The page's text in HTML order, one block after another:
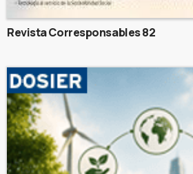
Revista Corresponsables 82